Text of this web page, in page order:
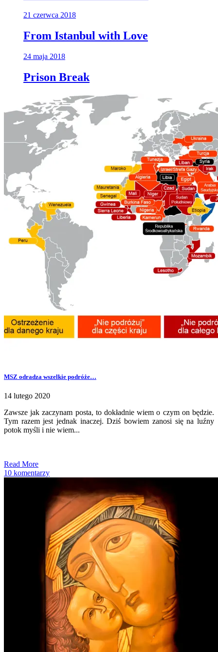
21 czerwca 2018
From Istanbul with Love
24 maja 2018
Prison Break
MSZ odradza wszelkie podróże…
14 lutego 2020
Zawsze jak zaczynam posta, to dokładnie wiem o czym on będzie.
Tym razem jest jednak inaczej. Dziś bowiem zanosi się na luźny
potok myśli i nie wiem...
Read More
10 komentarzy